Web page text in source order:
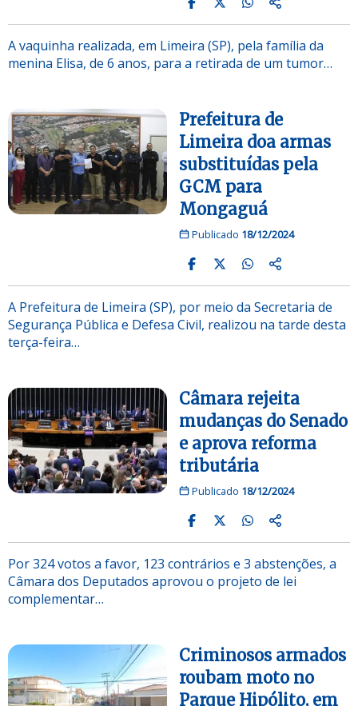
A vaquinha realizada, em Limeira (SP), pela família da
menina Elisa, de 6 anos, para a retirada de um tumor…
Prefeitura de
Limeira doa armas
substituídas pela
GCM para
Mongaguá
Publicado 18/12/2024
A Prefeitura de Limeira (SP), por meio da Secretaria de
Segurança Pública e Defesa Civil, realizou na tarde desta
terça-feira…
Câmara rejeita
mudanças do Senado
e aprova reforma
tributária
Publicado 18/12/2024
Por 324 votos a favor, 123 contrários e 3 abstenções, a
Câmara dos Deputados aprovou o projeto de lei
complementar…
Criminosos armados
roubam moto no
Parque Hipólito, em